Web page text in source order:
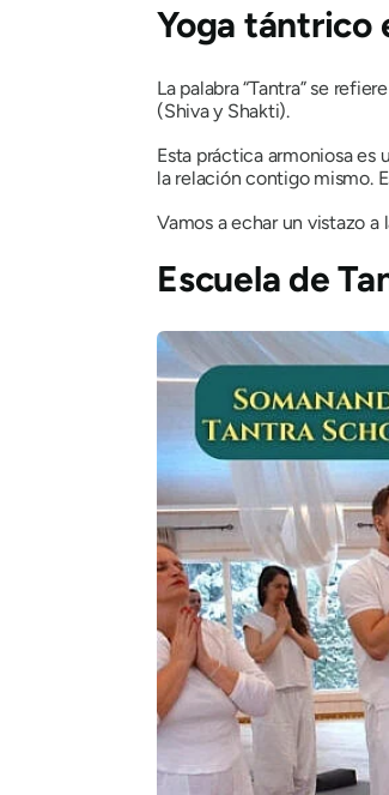
Yoga tántrico
La palabra“Tantra”se refiere
(Shiva y Shakti).
Esta práctica armoniosa es
la relación contigo mismo.
Vamos a echar un vistazo a
Escuela de